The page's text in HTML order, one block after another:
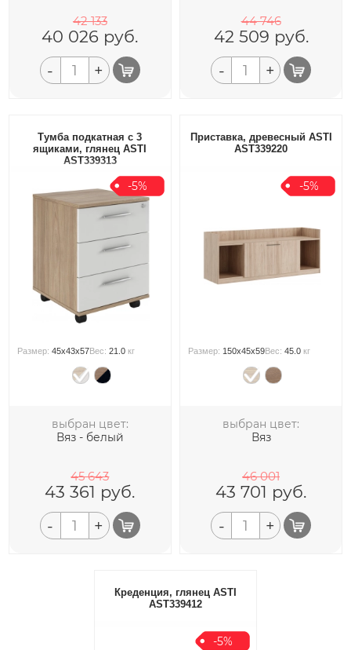
42 133
40 026 руб.
- +
44 746
42 509 руб.
- +
Тумба подкатная с 3
ящиками, глянец ASTI
AST339313
-5%
Размер:45x43x57Вес:21.0 кг
выбран цвет:
Вяз - белый
45 643
43 361 руб.
- +
Приставка, древесный ASTI
AST339220
-5%
Размер: 150x45x59Вес:45.0 кг
выбран цвет:
Вяз
46 001
43 701 руб.
- +
Креденция, глянец ASTI
AST339412
-5%